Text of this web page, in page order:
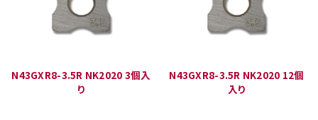
N43GXR8-3.5R NK2020 3個入
り
N43GXR8-3.5R NK2020 12個
入り